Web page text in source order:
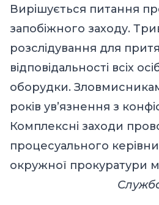
Вирішується питання
запобіжного заходу.
розслідування для
відповідальності всіх
оборудки.
років ув’язнення з
Комплексні заходи
процесуального
окружної прокуратури